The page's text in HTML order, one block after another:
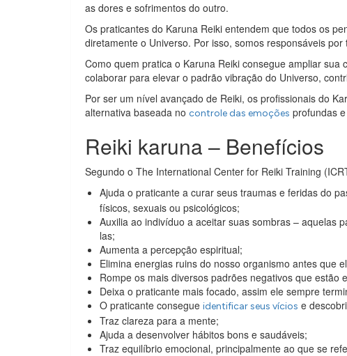
as dores e sofrimentos do outro.
Os praticantes do Karuna Reiki entendem que todos os
diretamente o Universo. Por isso, somos responsáveis
Como quem pratica o Karuna Reiki consegue ampliar
colaborar para elevar o padrão vibração do Universo,
Por ser um nível avançado de Reiki, os profissionais do
alternativa baseada no controle das emoções profundas
Reiki karuna – Benefícios
Segundo o The International Center for Reiki Training
Ajuda o praticante a curar seus traumas e feridas do
físicos, sexuais ou psicológicos;
Auxilia ao indivíduo a aceitar suas sombras – aquelas
las;
Aumenta a percepção espiritual;
Elimina energias ruins do nosso organismo antes que
Rompe os mais diversos padrões negativos que estão
Deixa o praticante mais focado, assim ele sempre
O praticante consegue identificar seus vícios e
Traz clareza para a mente;
Ajuda a desenvolver hábitos bons e saudáveis;
Traz equilíbrio emocional, principalmente ao que se